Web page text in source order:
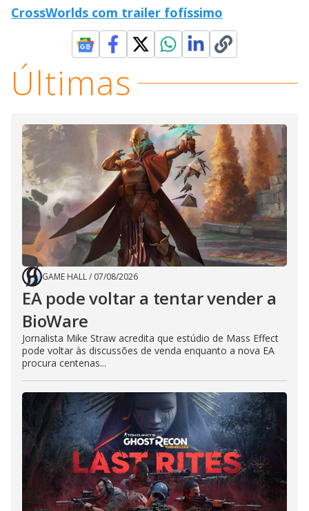
CrossWorlds com trailer fofíssimo
Últimas
GAME HALL/ 07/08/2026
EA pode voltar a tentar vender a
BioWare
Jornalista Mike Straw acredita que estúdio de Mass Effect
pode voltar às discussões de venda enquanto a nova EA
procura centenas...